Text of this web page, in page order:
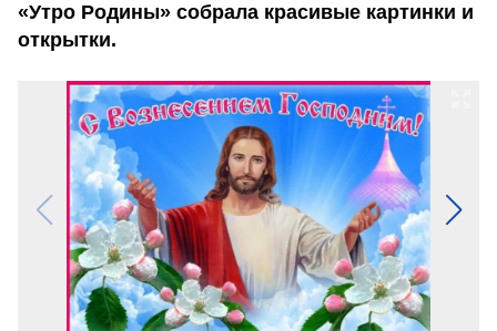
«Утро Родины» собрала красивые картинки и
открытки.